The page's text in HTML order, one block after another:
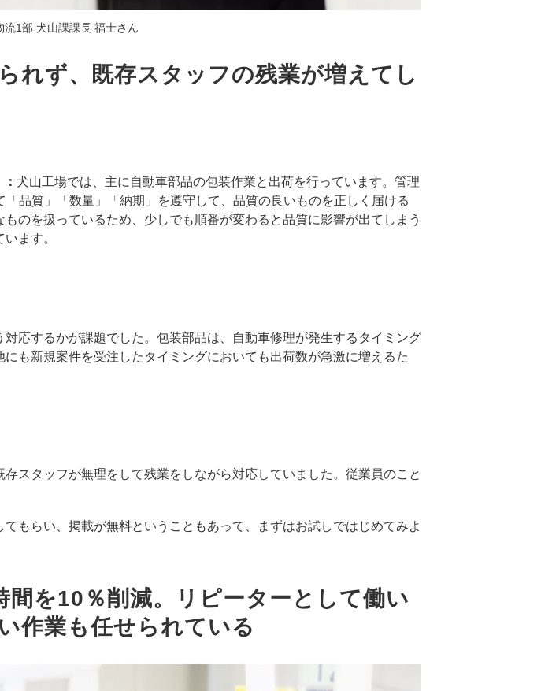
1部 犬山課課長 福士さん
れず、既存スタッフの残業が増えてし
犬山工場では、主に自動車部品の包装作業と出荷を行っています。管理
品質」「数量」「納期」を遵守して、品質の良いものを正しく届ける
のを扱っているため、少しでも順番が変わると品質に影響が出てしまう
ます。
応するかが課題でした。包装部品は、自動車修理が発生するタイミング
も新規案件を受注したタイミングにおいても出荷数が急激に増えるた
スタッフが無理をして残業をしながら対応していました。従業員のこと
もらい、掲載が無料ということもあって、まずはお試しではじめてみよ
を10％削減。リピーターとして働い
作業も任せられている